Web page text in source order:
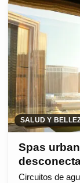
SALUD Y
Spas
Circuitos de